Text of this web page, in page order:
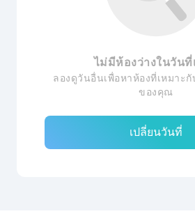
ไม่มีห้องว่างในวันที่
ลองดูวันอื่นเพื่อหาห้องที่เหมาะ
ของคุณ
เปลี่ยนวันที่